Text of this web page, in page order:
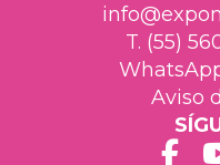
T. (55)
Aviso